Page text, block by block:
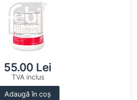
55.00 Lei
TVA inclus
Adaugă în coș